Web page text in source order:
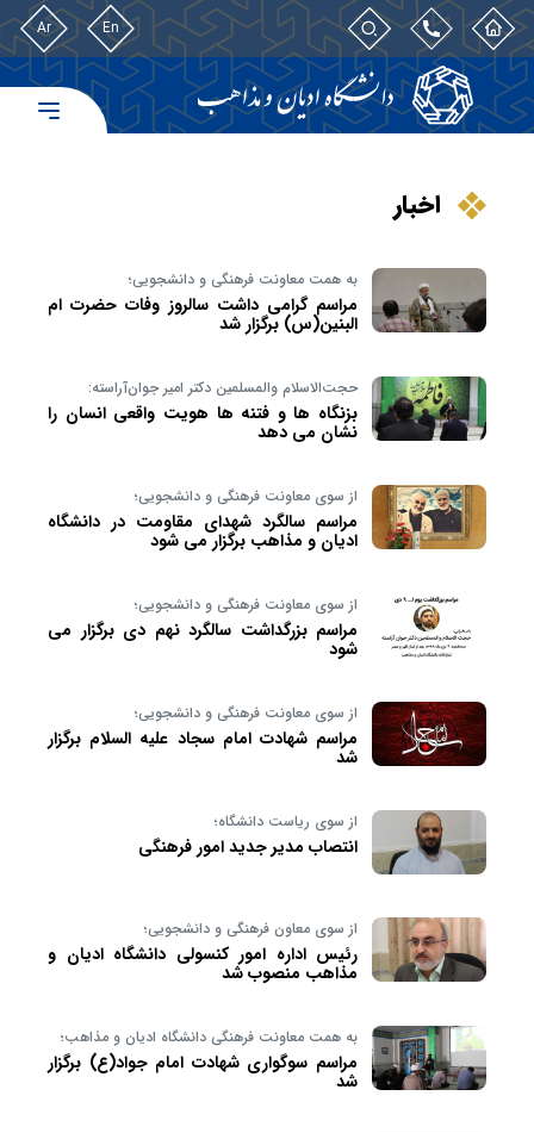
En
Ar
اخبار
به همت معاونت فرهنگی و دانشجویی؛
مراسم گرامی داشت سالروز وفات حضرت ام
البنین(س) برگزار شد
حجت‌الاسلام والمسلمین دکتر امیر جوان‌آراسته:
بزنگاه ها و فتنه ها هویت واقعی انسان را
نشان می دهد
از سوی معاونت فرهنگی و دانشجویی؛
مراسم سالگرد شهدای مقاومت در دانشگاه
ادیان و مذاهب برگزار می شود
از سوی معاونت فرهنگی و دانشجویی؛
مراسم بزرگداشت سالگرد نهم دی برگزار می
شود
از سوی معاونت فرهنگی و دانشجویی؛
مراسم شهادت امام سجاد علیه السلام برگزار
شد
از سوی ریاست دانشگاه؛
انتصاب مدیر جدید امور فرهنگی
از سوی معاون فرهنگی و دانشجویی؛
رئیس اداره امور کنسولی دانشگاه ادیان و
مذاهب منصوب شد
به همت معاونت فرهنگی دانشگاه ادیان و مذاهب؛
مراسم سوگواری شهادت امام جواد(ع) برگزار
شد